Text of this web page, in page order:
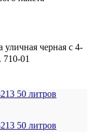
черная c 4-
01